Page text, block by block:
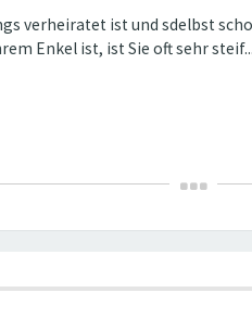
verheiratet ist und sdelbst
Enkel ist, ist Sie oft sehr steif...